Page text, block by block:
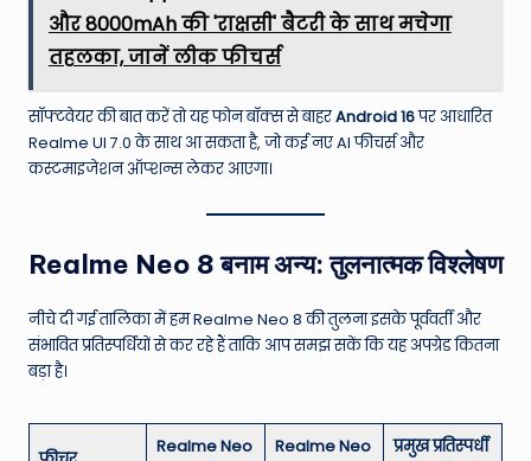
और 8000mAh की 'राक्षसी' बैटरी के साथ मचेगा
तहलका, जानें लीक फीचर्स
सॉफ्टवेयर की बात करें तो यह फोन बॉक्स से बाहरAndroid 16पर आधारित
Realme UI 7.0 के साथ आ सकता है, जो कई नए AI फीचर्स और
कस्टमाइजेशन ऑप्शन्स लेकर आएगा।
Realme Neo 8 बनाम अन्य: तुलनात्मक विश्लेषण
नीचे दी गई तालिका में हम Realme Neo 8 की तुलना इसके पूर्ववर्ती और
संभावित प्रतिस्पर्धियों से कर रहे हैं ताकि आप समझ सकें कि यह अपग्रेड कितना
बड़ा है।
Realme Neo
Realme Neo
प्रमुख प्रतिस्पर्धी